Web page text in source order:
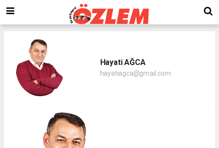
Hayati AĞCA
hayatiagca@gmail.com